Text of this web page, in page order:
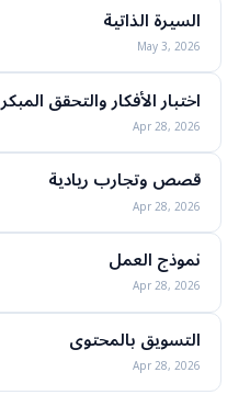
السيرة الذاتية
May 3, 2026
اختبار الأفكار والتحقق المبكر
Apr 28, 2026
قصص وتجارب ريادية
Apr 28, 2026
نموذج العمل
Apr 28, 2026
التسويق بالمحتوى
Apr 28, 2026